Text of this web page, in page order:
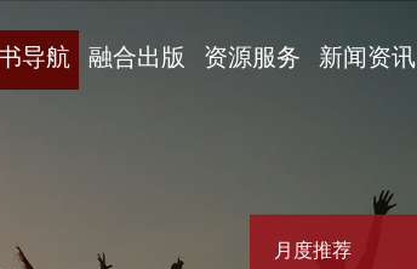
导航 融合出版 资源服务 新闻资讯
月度推荐